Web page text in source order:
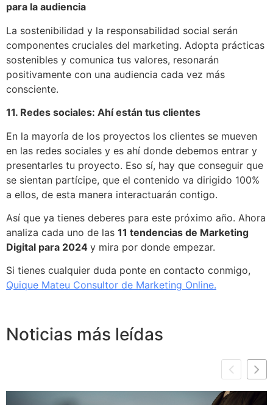
para la audiencia
La sostenibilidad y la responsabilidad social serán
componentes cruciales del marketing. Adopta prácticas
sostenibles y comunica tus valores, resonarán
positivamente con una audiencia cada vez más
consciente.
11. Redes sociales: Ahí están tus clientes
En la mayoría de los proyectos los clientes se mueven
en las redes sociales y es ahí donde debemos entrar y
presentarles tu proyecto. Eso sí, hay que conseguir que
se sientan partícipe, que el contenido va dirigido 100%
a ellos, de esta manera interactuarán contigo.
Así que ya tienes deberes para este próximo año. Ahora
analiza cada uno de las 11 tendencias de Marketing
Digital para 2024 y mira por donde empezar.
Si tienes cualquier duda ponte en contacto conmigo,
Quique Mateu Consultor de Marketing Online.
Noticias más leídas